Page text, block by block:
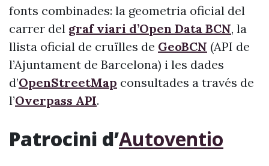
fonts combinades: la geometria oficial del
carrer del graf viari d’Open Data BCN, la
llista oficial de cruïlles de GeoBCN (API de
l’Ajuntament de Barcelona) i les dades
d’OpenStreetMap consultades a través de
l’Overpass API.
Patrocini d’Autoventio